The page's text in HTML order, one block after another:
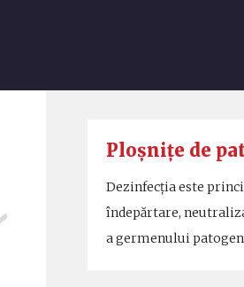
Ploșnițe de
Dezinfecția este
îndepărtare,
a germenului